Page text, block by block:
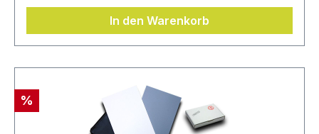
In den Warenkorb
%